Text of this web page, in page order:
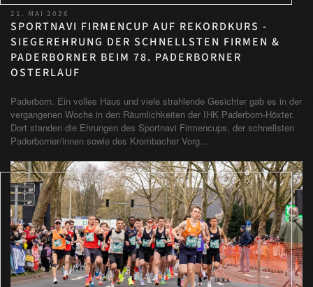
21. MAI 2026
SPORTNAVI FIRMENCUP AUF REKORDKURS -
SIEGEREHRUNG DER SCHNELLSTEN FIRMEN &
PADERBORNER BEIM 78. PADERBORNER
OSTERLAUF
Paderborn. Ein volles Haus und viele strahlende Gesichter gab es in der
vergangenen Woche in den Räumlichkeiten der IHK Paderborn-Höxter.
Dort standen die Ehrungen des Sportnavi Firmencups, der schnellsten
Paderborner/innen sowie des Krombacher Vorg…